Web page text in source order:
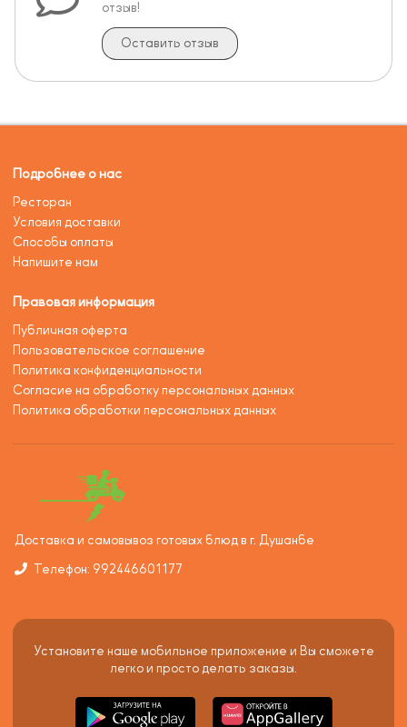
отзыв!
Оставить отзыв
Подробнее о нас
Ресторан
Условия доставки
Способы оплаты
Напишите нам
Правовая информация
Публичная оферта
Пользовательское соглашение
Политика конфиденциальности
Согласие на обработку персональных данных
Политика обработки персональных данных
Доставка и самовывоз готовых блюд в г. Душанбе
Телефон: 992446601177
Установите наше мобильное приложение и Вы сможете
легко и просто делать заказы.